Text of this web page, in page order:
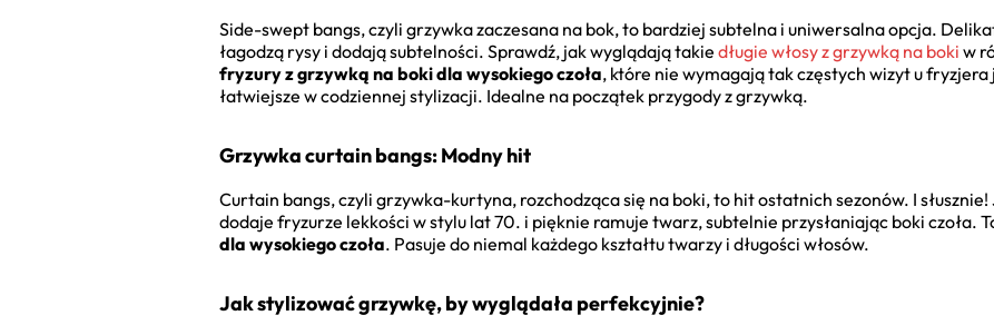
Side-swept bangs, czyli grzywka zaczesana na bok, to bardziej subtelna i uniwersalna opcja.
łagodzą rysy i dodają subtelności. Sprawdź, jak wyglądają takie długie włosy z grzywką na boki w
fryzury z grzywką na boki dla wysokiego czoła, które nie wymagają tak częstych wizyt u
łatwiejsze w codziennej stylizacji. Idealne na początek przygody z grzywką.
Grzywka curtain bangs: Modny hit
Curtain bangs, czyli grzywka-kurtyna, rozchodząca się na boki, to hit ostatnich sezonów. I
dodaje fryzurze lekkości w stylu lat 70. i pięknie ramuje twarz, subtelnie przysłaniając boki czoła.
dla wysokiego czoła. Pasuje do niemal każdego kształtu twarzy i długości włosów.
Jak stylizować grzywkę, by wyglądała perfekcyjnie?